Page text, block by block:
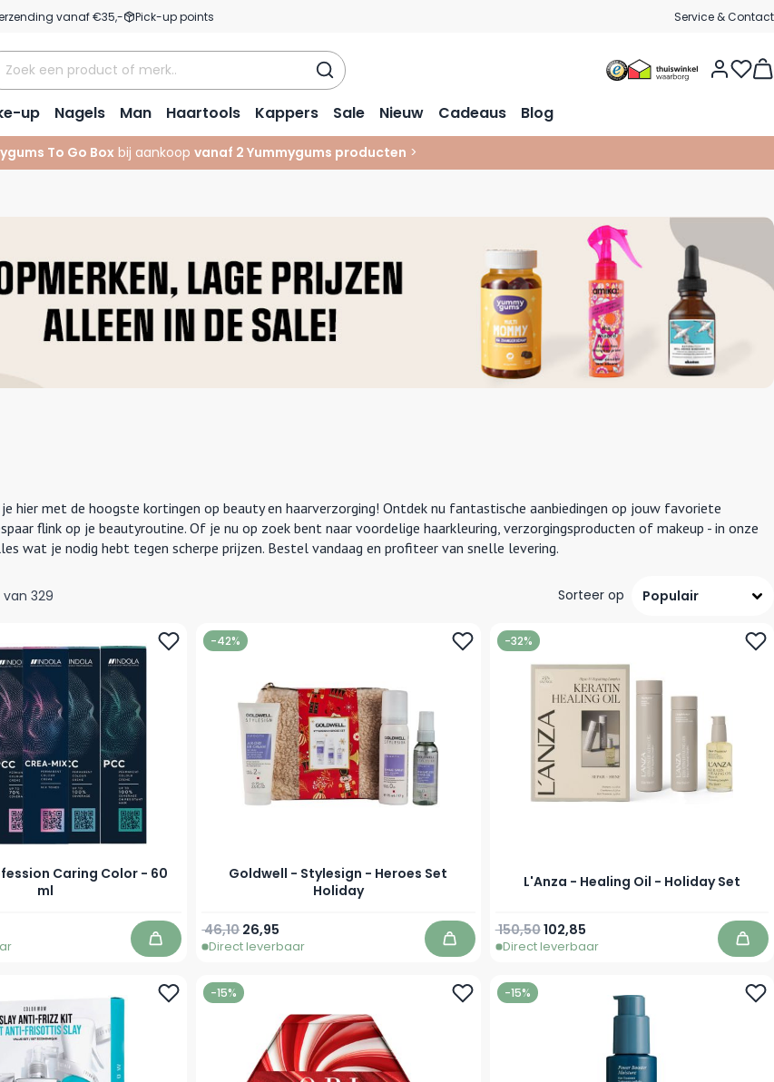
vanaf €35,- Pick-up points Service & Contact
up Nagels Man Haartools Kappers Sale Nieuw Cadeaus Blog
To Go Box bij aankoop vanaf 2 Yummygums producten >
hier met de hoogste kortingen op beauty en haarverzorging! Ontdek nu fantastische aanbiedingen op jouw favoriete
flink op je beautyroutine. Of je nu op zoek bent naar voordelige haarkleuring, verzorgingsproducten of makeup - in onze
wat je nodig hebt tegen scherpe prijzen. Bestel vandaag en profiteer van snelle levering.
van 329 Sorteer op
Caring Color - 60
ml
In winkelwagen
-42%
Goldwell - Stylesign - Heroes Set
Holiday
Speciale prijs
26,95
Normale prijs
46,10
Direct leverbaar In winkelwagen
-32%
L'Anza - Healing Oil - Holiday Set
Speciale prijs
102,85
Normale prijs
150,50
Direct leverbaar In
-15% -15%